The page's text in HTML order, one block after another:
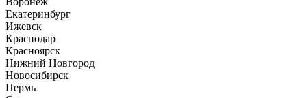
Екатеринбург
Ижевск
Краснодар
Красноярск
Нижний Новгород
Новосибирск
Пермь